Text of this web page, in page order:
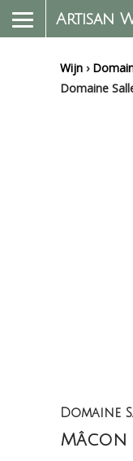
Artisan
Wijn ›
Domaine
Domaine
Mâcon